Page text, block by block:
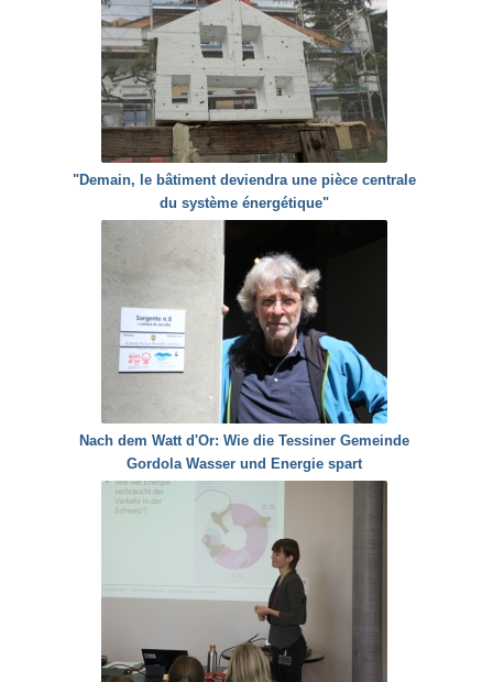
"Demain, le bâtiment deviendra une pièce centrale
du système énergétique"
Nach dem Watt d'Or: Wie die Tessiner Gemeinde
Gordola Wasser und Energie spart